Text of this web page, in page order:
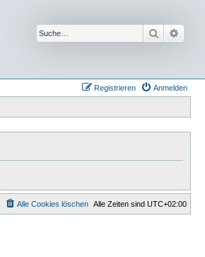
Suche
Anmelden
Registrieren
Alle Zeiten sind UTC+02:00
Alle Cookies löschen